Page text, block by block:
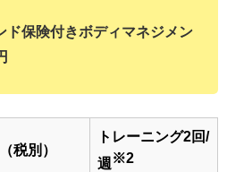
保険付きボディマネジメン
税別）
トレーニング2回/
週※2